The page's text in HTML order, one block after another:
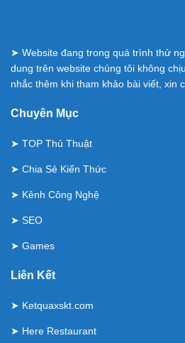
➤ Website đang trong quá trình thử
dung trên website chúng tôi không
nhắc thêm khi tham khảo bài viết, xin
Chuyên Mục
➤ TOP Thủ Thuật
➤ Chia Sẻ Kiến Thức
➤ Kênh Công Nghệ
➤ SEO
➤ Games
Liên Kết
➤ Ketquaxskt.com
➤ Here Restaurant